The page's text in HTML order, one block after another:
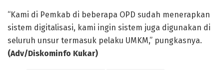
“Kami di Pemkab di beberapa OPD sudah menerapkan
sistem digitalisasi, kami ingin sistem juga digunakan di
seluruh unsur termasuk pelaku UMKM,” pungkasnya.
(Adv/Diskominfo Kukar)